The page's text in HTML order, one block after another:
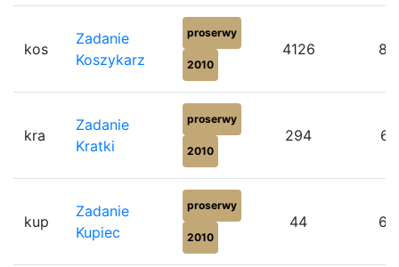
kos
Zadanie
Koszykarz
proserwy
2010
4126
kra
Zadanie
Kratki
proserwy
2010
294
kup
Zadanie
Kupiec
proserwy
2010
44